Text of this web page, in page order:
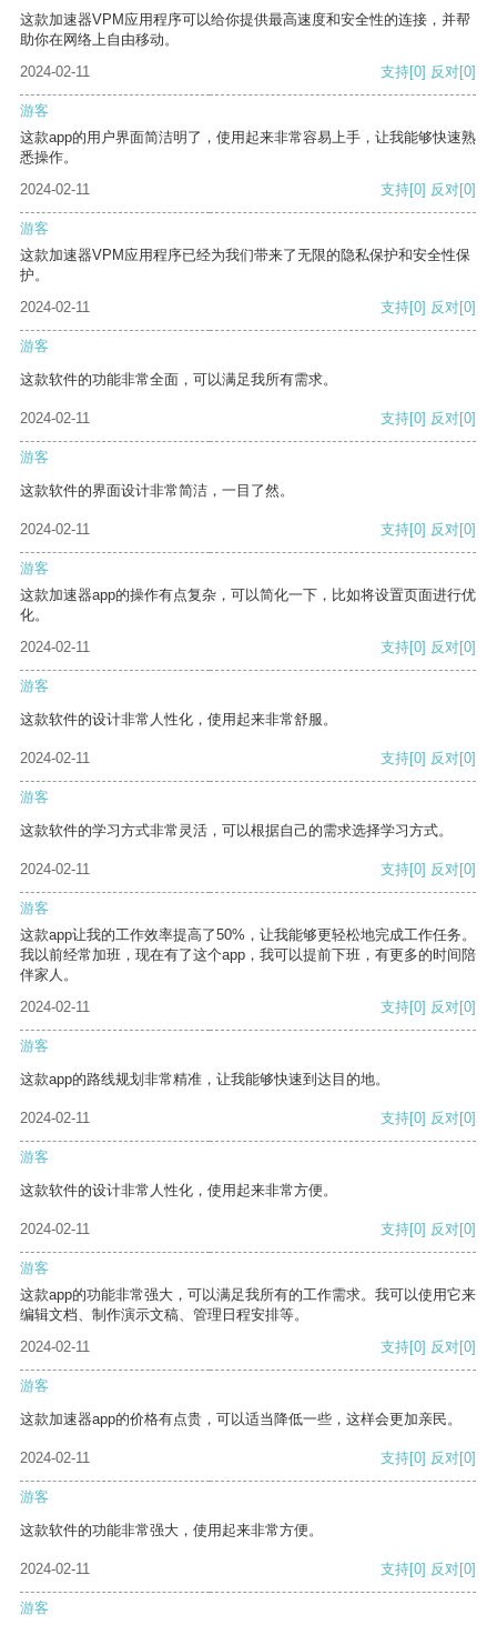
这款加速器VPM应用程序可以给你提供最高速度和安全性的连接，并帮
助你在网络上自由移动。
2024-02-11
支持[0] 反对[0]
游客
这款app的用户界面简洁明了，使用起来非常容易上手，让我能够快速熟
悉操作。
2024-02-11
支持[0] 反对[0]
游客
这款加速器VPM应用程序已经为我们带来了无限的隐私保护和安全性保
护。
2024-02-11
支持[0] 反对[0]
游客
这款软件的功能非常全面，可以满足我所有需求。
2024-02-11 支持[0] 反对[0]
游客
这款软件的界面设计非常简洁，一目了然。
2024-02-11 支持[0] 反对[0]
游客
这款加速器app的操作有点复杂，可以简化一下，比如将设置页面进行优
化。
2024-02-11
支持[0] 反对[0]
游客
这款软件的设计非常人性化，使用起来非常舒服。
2024-02-11 支持[0] 反对[0]
游客
这款软件的学习方式非常灵活，可以根据自己的需求选择学习方式。
2024-02-11 支持[0] 反对[0]
游客
这款app让我的工作效率提高了50%，让我能够更轻松地完成工作任务。
我以前经常加班，现在有了这个app，我可以提前下班，有更多的时间陪
伴家人。
2024-02-11
支持[0] 反对[0]
游客
这款app的路线规划非常精准，让我能够快速到达目的地。
2024-02-11 支持[0] 反对[0]
游客
这款软件的设计非常人性化，使用起来非常方便。
2024-02-11 支持[0] 反对[0]
游客
这款app的功能非常强大，可以满足我所有的工作需求。我可以使用它来
编辑文档、制作演示文稿、管理日程安排等。
2024-02-11
支持[0] 反对[0]
游客
这款加速器app的价格有点贵，可以适当降低一些，这样会更加亲民。
2024-02-11 支持[0] 反对[0]
游客
这款软件的功能非常强大，使用起来非常方便。
2024-02-11 支持[0] 反对[0]
游客